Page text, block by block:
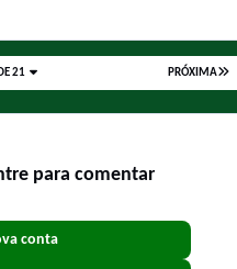
PRÓXIMA
21
para comentar
conta